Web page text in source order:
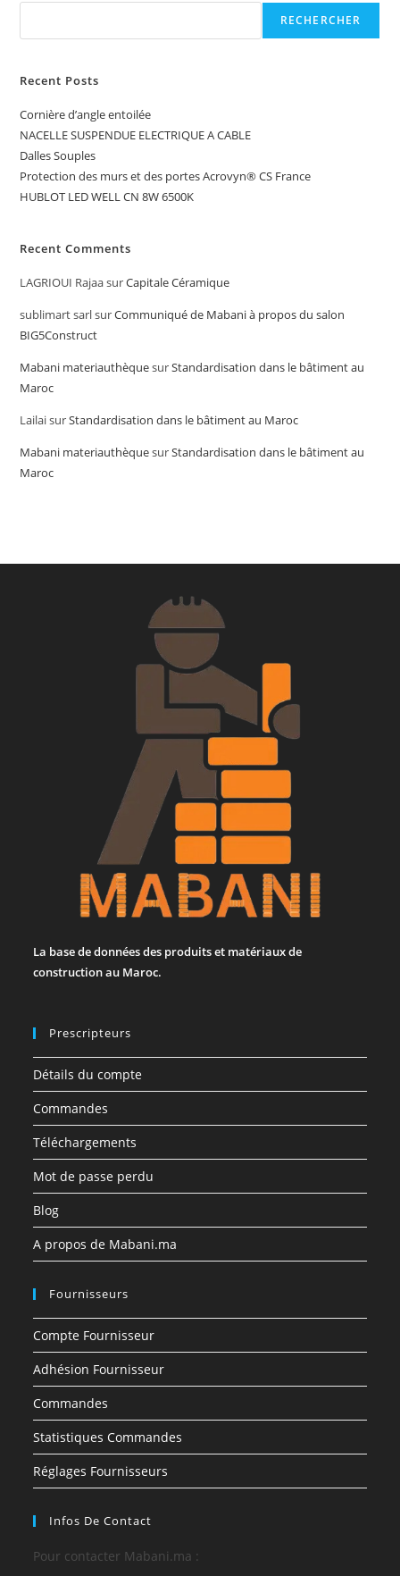
RECHERCHER
Recent Posts
Cornière d’angle entoilée
NACELLE SUSPENDUE ELECTRIQUE A CABLE
Dalles Souples
Protection des murs et des portes Acrovyn® CS France
HUBLOT LED WELL CN 8W 6500K
Recent Comments
LAGRIOUI RajaasurCapitale Céramique
sublimart sarlsurCommuniqué de Mabani à propos du salon
BIG5Construct
Mabani materiauthèquesurStandardisation dans le bâtiment au
Maroc
LailaisurStandardisation dans le bâtiment au Maroc
Mabani materiauthèquesurStandardisation dans le bâtiment au
Maroc
La base de données des produits et matériaux de
construction au Maroc.
Prescripteurs
Détails du compte
Commandes
Téléchargements
Mot de passe perdu
Blog
A propos de Mabani.ma
Fournisseurs
Compte Fournisseur
Adhésion Fournisseur
Commandes
Statistiques Commandes
Réglages Fournisseurs
Infos De Contact
Pour contacter Mabani.ma :